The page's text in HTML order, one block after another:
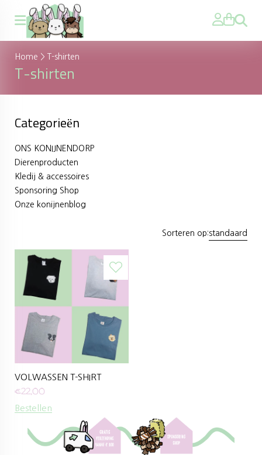
Zoeken
Home > T-shirten
T-shirten
Categorieën
ONS KONIJNENDORP
Dierenproducten
Kledij & accessoires
Sponsoring Shop
Onze konijnenblog
Sorteren op:standaard
VOLWASSEN T-SHIRT
€22,00
Bestellen